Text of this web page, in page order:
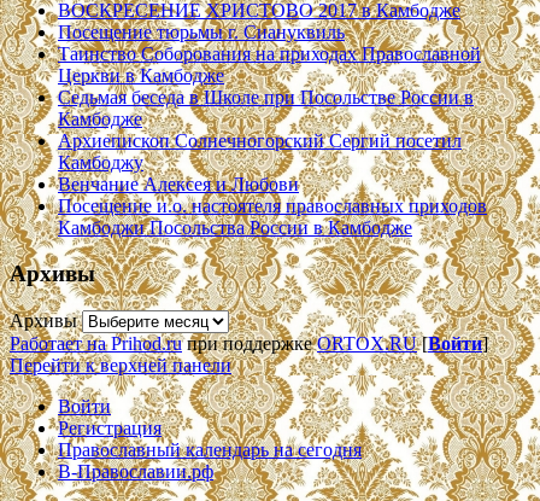
ВОСКРЕСЕНИЕ ХРИСТОВО 2017 в Камбодже
Посещение тюрьмы г. Сиануквиль
Таинство Соборования на приходах Православной
Церкви в Камбодже
Седьмая беседа в Школе при Посольстве России в
Камбодже
Архиепископ Солнечногорский Сергий посетил
Камбоджу
Венчание Алексея и Любови
Посещение и.о. настоятеля православных приходов
Камбоджи Посольства России в Камбодже
Архивы
Архивы
Работает на Prihod.ruпри поддержкеORTOX.RU[Войти]
Перейти к верхней панели
Войти
Регистрация
Православный календарь на сегодня
В-Православии.рф